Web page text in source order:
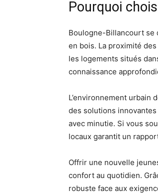
Pourquoi
Boulogne-Billancourt se
en bois. La proximité
les logements situés
connaissance
L’environnement
des solutions
avec minutie. Si vous
locaux garantit un
Offrir une nouvelle
confort au quotidien.
robuste face aux